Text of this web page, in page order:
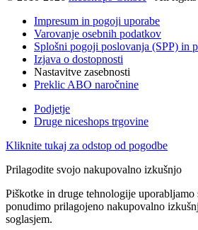
Impresum in pogoji uporabe
Varovanje osebnih podatkov
Splošni pogoji poslovanja (SPP) in
Izjava o dostopnosti
Nastavitve zasebnosti
Preklic ABO naročnine
Podjetje
Druge niceshops trgovine
Kliknite tukaj za odstop od pogodbe
Prilagodite svojo nakupovalno izkušnjo
Piškotke in druge tehnologije uporabljamo
ponudimo prilagojeno nakupovalno
soglasjem.